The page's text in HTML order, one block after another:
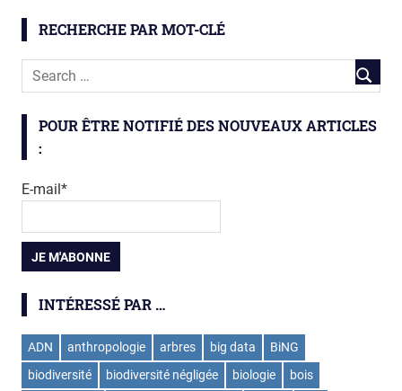
eau
satellite
RECHERCHE PAR MOT-CLÉ
POUR ÊTRE NOTIFIÉ DES NOUVEAUX ARTICLES
:
E-mail*
INTÉRESSÉ PAR …
ADN anthropologie arbres big data
BiNG
biodiversité
biodiversité négligée biologie
bois